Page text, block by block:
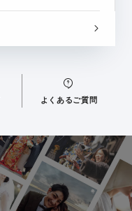
よくあるご質問